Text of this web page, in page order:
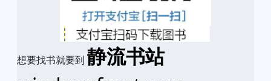
想要找书就要到 静流书站